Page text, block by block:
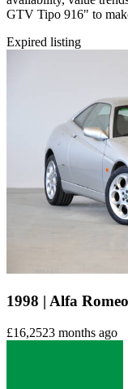
GTV Tipo 916" to
Expired listing
1998 | Alfa
£16,2523 months ago